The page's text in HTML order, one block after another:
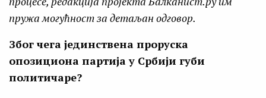
пружа могућност за детаљан одговор.
Због чега јединствена проруска
опозициона партија у Србији губи
политичаре?